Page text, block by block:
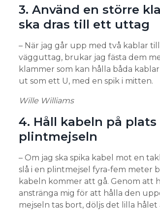
3. Använd en större
ska dras till ett uttag
– När jag går upp med två kablar
vägguttag, brukar jag fästa dem
klammer som kan hålla båda
ut som ett U, med en spik i mitten.
Wille Williams
4. Håll kabeln på
plintmejseln
– Om jag ska spika kabel mot en
slå i en plintmejsel fyra-fem meter
kabeln kommer att gå. Genom att
anstränga mig för att hålla den
mejseln tas bort, döljs det lilla hålet